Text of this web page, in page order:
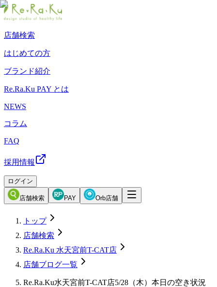
店舗検索
はじめての方
ブランド紹介
Re.Ra.Ku PAY とは
NEWS
コラム
FAQ
採用情報
ログイン
店舗検索 PAY Orb店舗
トップ
店舗検索
Re.Ra.Ku 水天宮前T-CAT店
店舗ブログ一覧
Re.Ra.Ku水天宮前T-CAT店5/28（木）本日の空き状況